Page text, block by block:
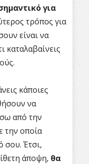
για
τρόπος για
είναι να
καταλαβαίνεις
κάποιες
να
από την
την οποία
σου. Έτσι,
άποψη, θα